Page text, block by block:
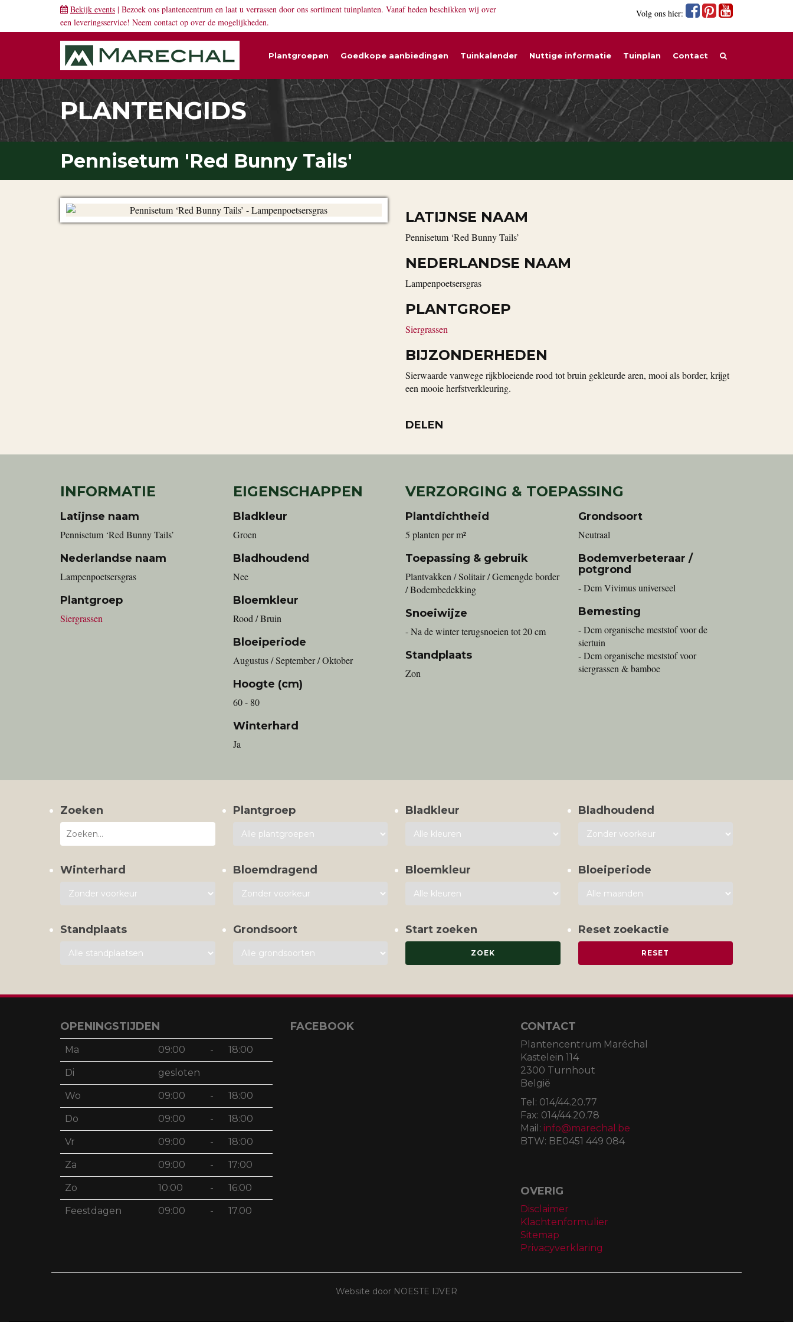
Bekijk events | Bezoek ons plantencentrum en laat u verrassen door ons sortiment tuinplanten. Vanaf heden beschikken wij over
een leveringsservice! Neem contact op over de mogelijkheden.
Volg ons hier:
Plantgroepen Goedkope aanbiedingen Tuinkalender Nuttige informatie Tuinplan Contact
PLANTENGIDS
Pennisetum 'Red Bunny Tails'
LATIJNSE NAAM
Pennisetum ‘Red Bunny Tails’
NEDERLANDSE NAAM
Lampenpoetsersgras
PLANTGROEP
Siergrassen
BIJZONDERHEDEN
Sierwaarde vanwege rijkbloeiende rood tot bruin gekleurde aren, mooi als border, krijgt
een mooie herfstverkleuring.
DELEN
INFORMATIE
Latijnse naam
Pennisetum ‘Red Bunny Tails’
Nederlandse naam
Lampenpoetsersgras
Plantgroep
Siergrassen
EIGENSCHAPPEN
Bladkleur
Groen
Bladhoudend
Nee
Bloemkleur
Rood / Bruin
Bloeiperiode
Augustus / September / Oktober
Hoogte (cm)
60 - 80
Winterhard
Ja
VERZORGING & TOEPASSING
Plantdichtheid
5 planten per m²
Toepassing & gebruik
Plantvakken / Solitair / Gemengde border
/ Bodembedekking
Snoeiwijze
- Na de winter terugsnoeien tot 20 cm
Standplaats
Zon
Grondsoort
Neutraal
Bodemverbeteraar /
potgrond
- Dcm Vivimus universeel
Bemesting
- Dcm organische meststof voor de
siertuin
- Dcm organische meststof voor
siergrassen & bamboe
Zoeken Plantgroep Bladkleur Bladhoudend
Winterhard Bloemdragend Bloemkleur Bloeiperiode
Standplaats Grondsoort Start zoeken Reset zoekactie
OPENINGSTIJDEN
Ma 09:00 - 18:00
Di gesloten
Wo 09:00 - 18:00
Do 09:00 - 18:00
Vr 09:00 - 18:00
Za 09:00 - 17:00
Zo 10:00 - 16:00
Feestdagen 09:00 - 17.00
FACEBOOK CONTACT
Plantencentrum Maréchal
Kastelein 114
2300 Turnhout
België
Tel: 014/44.20.77
Fax: 014/44.20.78
Mail: info@marechal.be
BTW: BE0451 449 084
OVERIG
Disclaimer
Klachtenformulier
Sitemap
Privacyverklaring
Website door NOESTE IJVER